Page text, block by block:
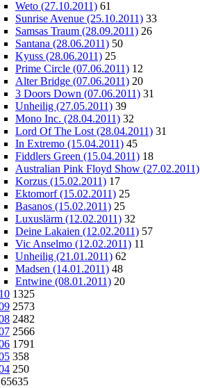
Weto (27.10.2011) 61
Sunrise Avenue (25.10.2011) 33
Samsas Traum (28.09.2011) 26
Santana (28.06.2011) 50
Kyuss (28.06.2011) 25
Prime Circle (07.06.2011) 12
Alter Bridge (07.06.2011) 20
3 Doors Down (07.06.2011) 31
Unheilig (27.05.2011) 39
Mono Inc. (28.04.2011) 32
Lord Of The Lost (28.04.2011) 31
In Extremo (15.04.2011) 45
Fiddlers Green (15.04.2011) 18
Australian Pink Floyd Show (27.02.2011)
Korzus (15.02.2011) 17
Ektomorf (15.02.2011) 25
Basanos (15.02.2011) 25
Luxuslärm (12.02.2011) 32
Deine Lakaien (12.02.2011) 57
Vic Anselmo (12.02.2011) 11
Unheilig (21.01.2011) 62
Madsen (14.01.2011) 48
Entwine (08.01.2011) 20
1325
2573
2482
2566
1791
358
250
65635